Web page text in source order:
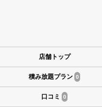
店舗トップ
積み放題プラン 0
口コミ 0